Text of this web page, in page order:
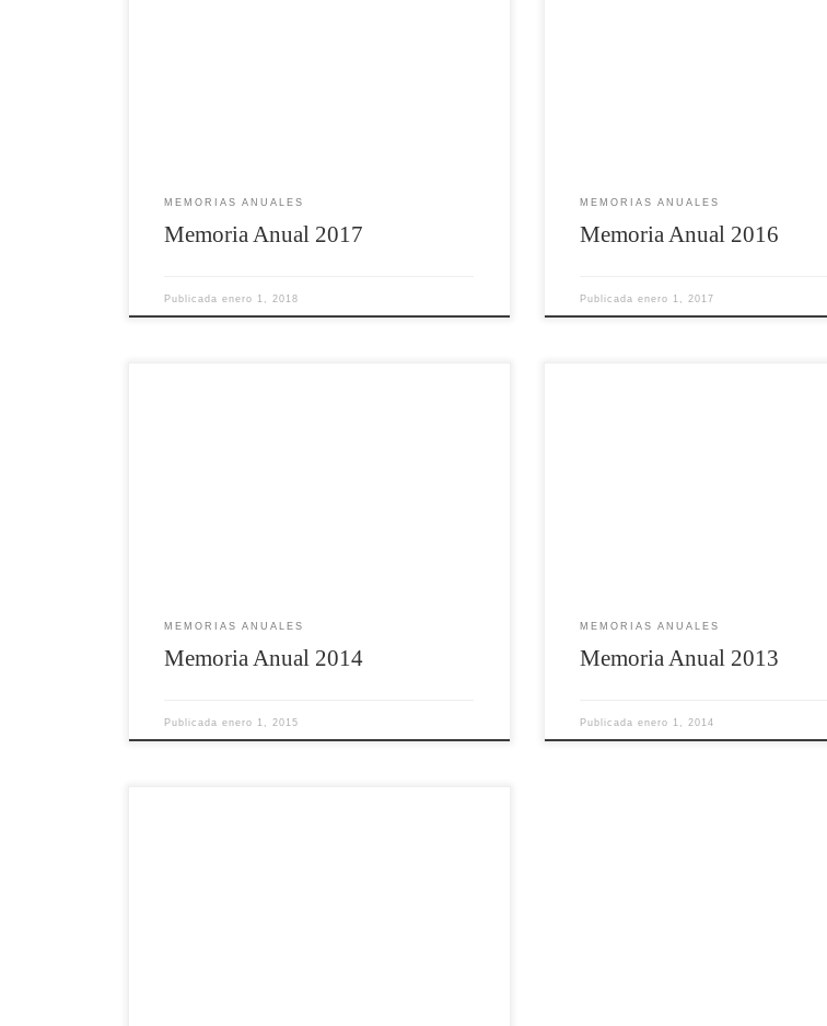
MEMORIAS ANUALES
Memoria Anual 2017
Publicadaenero 1, 2018
MEMORIAS ANUALES
Memoria Anual 2016
Publicadaenero 1, 2017
MEMORIAS ANUALES
Memoria Anual 2014
Publicadaenero 1, 2015
MEMORIAS ANUALES
Memoria Anual 2013
Publicadaenero 1, 2014